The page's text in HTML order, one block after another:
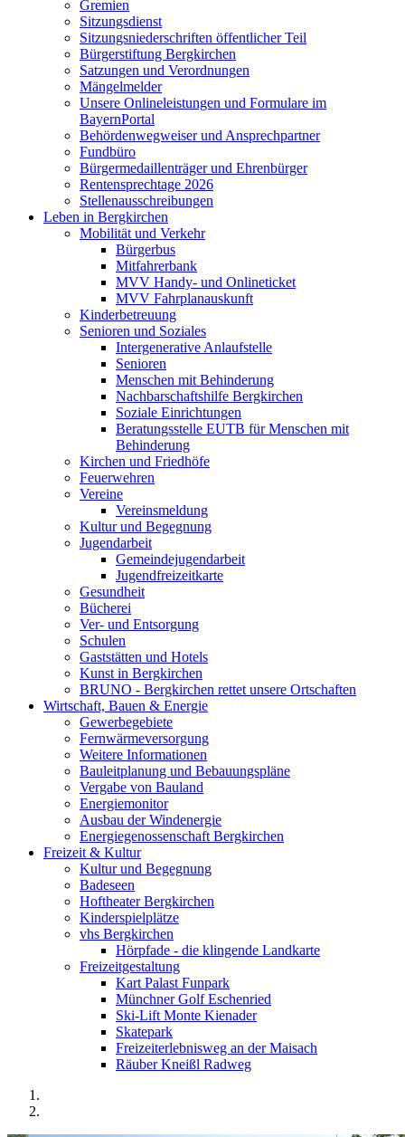
Gremien
Sitzungsdienst
Sitzungsniederschriften öffentlicher Teil
Bürgerstiftung Bergkirchen
Satzungen und Verordnungen
Mängelmelder
Unsere Onlineleistungen und Formulare im
BayernPortal
Behördenwegweiser und Ansprechpartner
Fundbüro
Bürgermedaillenträger und Ehrenbürger
Rentensprechtage 2026
Stellenausschreibungen
Leben in Bergkirchen
Mobilität und Verkehr
Bürgerbus
Mitfahrerbank
MVV Handy- und Onlineticket
MVV Fahrplanauskunft
Kinderbetreuung
Senioren und Soziales
Intergenerative Anlaufstelle
Senioren
Menschen mit Behinderung
Nachbarschaftshilfe Bergkirchen
Soziale Einrichtungen
Beratungsstelle EUTB für Menschen mit
Behinderung
Kirchen und Friedhöfe
Feuerwehren
Vereine
Vereinsmeldung
Kultur und Begegnung
Jugendarbeit
Gemeindejugendarbeit
Jugendfreizeitkarte
Gesundheit
Bücherei
Ver- und Entsorgung
Schulen
Gaststätten und Hotels
Kunst in Bergkirchen
BRUNO - Bergkirchen rettet unsere Ortschaften
Wirtschaft, Bauen & Energie
Gewerbegebiete
Fernwärmeversorgung
Weitere Informationen
Bauleitplanung und Bebauungspläne
Vergabe von Bauland
Energiemonitor
Ausbau der Windenergie
Energiegenossenschaft Bergkirchen
Freizeit & Kultur
Kultur und Begegnung
Badeseen
Hoftheater Bergkirchen
Kinderspielplätze
vhs Bergkirchen
Hörpfade - die klingende Landkarte
Freizeitgestaltung
Kart Palast Funpark
Münchner Golf Eschenried
Ski-Lift Monte Kienader
Skatepark
Freizeiterlebnisweg an der Maisach
Räuber Kneißl Radweg